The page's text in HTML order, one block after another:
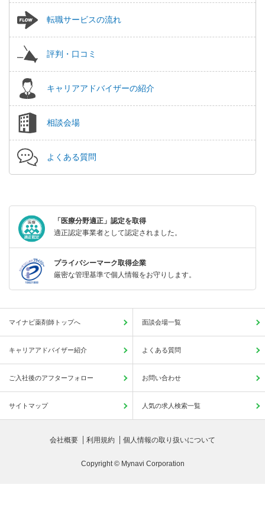
転職サービスの流れ
評判・口コミ
キャリアアドバイザーの紹介
相談会場
よくある質問
「医療分野適正」認定を取得
適正認定事業者として認定されました。
プライバシーマーク取得企業
厳密な管理基準で個人情報をお守りします。
マイナビ薬剤師トップへ 面談会場一覧
キャリアアドバイザー紹介 よくある質問
ご入社後のアフターフォロー お問い合わせ
サイトマップ 人気の求人検索一覧
会社概要 利用規約 個人情報の取り扱いについて
Copyright © Mynavi Corporation